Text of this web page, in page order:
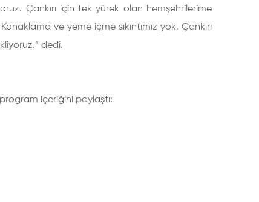
Çankırı için tek yürek olan hemşehrilerime
ve yeme içme sıkıntımız yok. Çankırı
dedi.
program içeriğini paylaştı: